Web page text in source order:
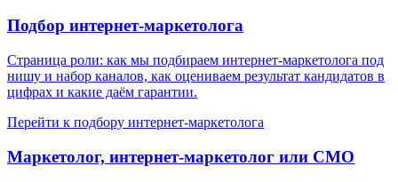
Подбор интернет-маркетолога
Страница роли: как мы подбираем интернет-маркетолога под
нишу и набор каналов, как оцениваем результат кандидатов в
цифрах и какие даём гарантии.
Перейти к подбору интернет-маркетолога
Маркетолог, интернет-маркетолог или CMO